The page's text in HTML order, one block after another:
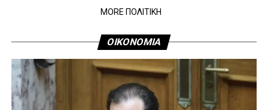
MORE ΠΟΛΙΤΙΚΗ
ΟΙΚΟΝΟΜΙΑ